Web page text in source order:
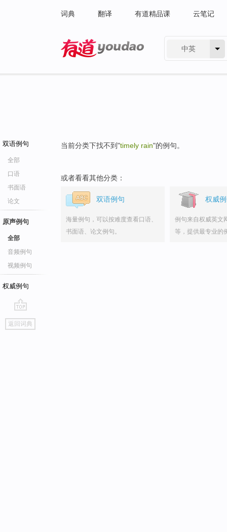
词典 翻译 有道精品课 云笔记
中英
双语例句
全部
口语
书面语
论文
原声例句
全部
音频例句
视频例句
权威例句
go
top
返回词典
当前分类下找不到"timely rain"的例句。
或者看看其他分类：
双语例句
海量例句，可以按难度查看口语、
书面语、论文例句。
权威
例句来自权威英文
等，提供最专业的